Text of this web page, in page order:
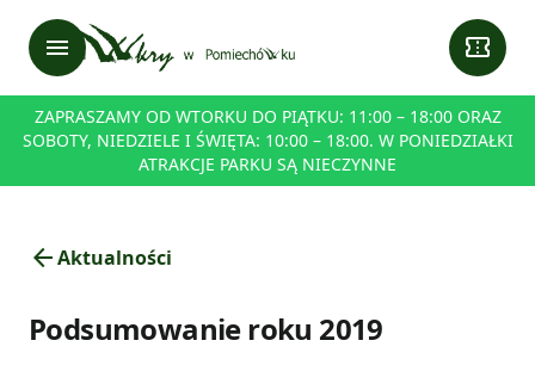
menu confirmation_number
ZAPRASZAMY OD WTORKU DO PIĄTKU: 11:00 – 18:00 ORAZ
SOBOTY, NIEDZIELE I ŚWIĘTA: 10:00 – 18:00. W PONIEDZIAŁKI
ATRAKCJE PARKU SĄ NIECZYNNE
arrow_backAktualności
Podsumowanie roku 2019